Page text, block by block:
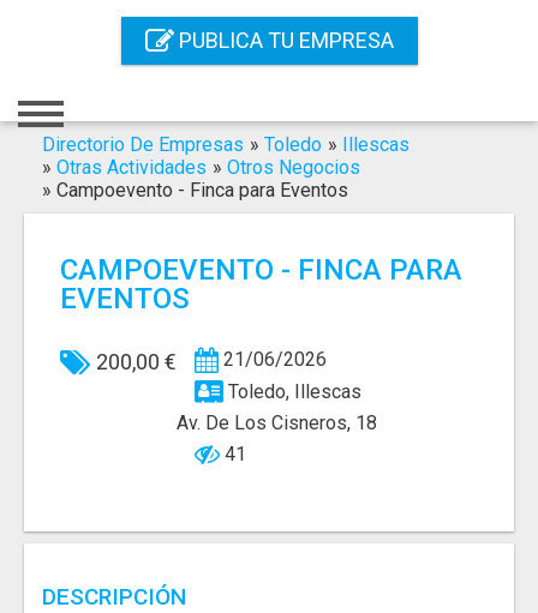
PUBLICA TU EMPRESA
Registro
Contacto
Servicios SEO
Publica Tu Empresa
Directorio De Empresas » Toledo »
Illescas
» Otras Actividades » Otros Negocios
» Campoevento - Finca para Eventos
CAMPOEVENTO - FINCA PARA
EVENTOS
200,00 €
21/06/2026
Toledo, Illescas
Av. De Los Cisneros, 18
41
DESCRIPCIÓN